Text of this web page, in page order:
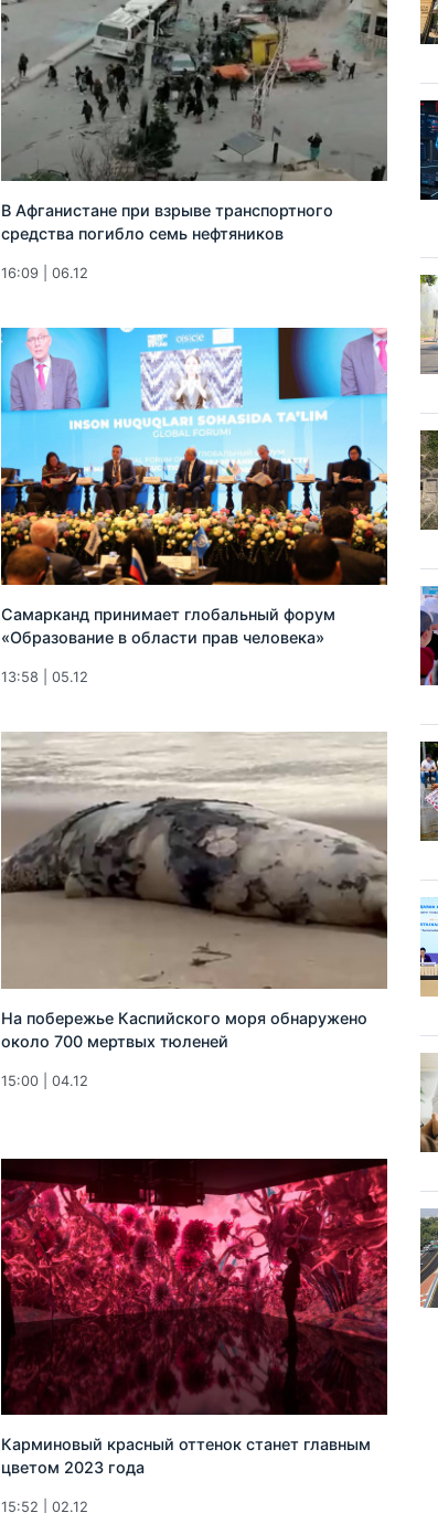
В Афганистане при взрыве транспортного
средства погибло семь нефтяников
16:09 | 06.12
Самарканд принимает глобальный форум
«Образование в области прав человека»
13:58 | 05.12
На побережье Каспийского моря обнаружено
около 700 мертвых тюленей
15:00 | 04.12
Карминовый красный оттенок станет главным
цветом 2023 года
15:52 | 02.12